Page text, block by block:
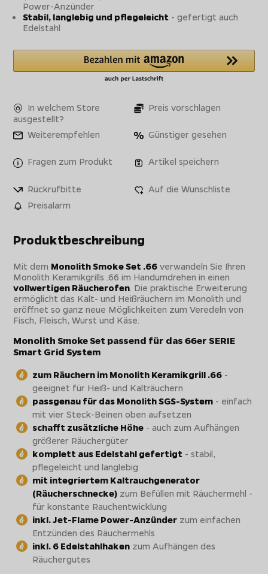
Power-Anzünder
Stabil, langlebig und pflegeleicht - gefertigt auch
Edelstahl
In welchem Store
ausgestellt?
Preis vorschlagen
Weiterempfehlen Günstiger gesehen
Fragen zum Produkt Artikel speichern
Rückrufbitte
Auf die Wunschliste
Preisalarm
Produktbeschreibung
Mit dem Monolith Smoke Set .66 verwandeln Sie Ihren
Monolith Keramikgrills .66 im Handumdrehen in einen
vollwertigen Räucherofen. Die praktische Erweiterung
ermöglicht das Kalt- und Heißräuchern im Monolith und
eröffnet so ganz neue Möglichkeiten zum Veredeln von
Fisch, Fleisch, Wurst und Käse.
Monolith Smoke Set passend für das 66er SERIE
Smart Grid System
zum Räuchern im Monolith Keramikgrill .66 -
geeignet für Heiß- und Kalträuchern
passgenau für das Monolith SGS-System - einfach
mit vier Steck-Beinen oben aufsetzen
schafft zusätzliche Höhe - auch zum Aufhängen
größerer Räuchergüter
komplett aus Edelstahl gefertigt - stabil,
pflegeleicht und langlebig
mit integriertem Kaltrauchgenerator
(Räucherschnecke) zum Befüllen mit Räuchermehl -
für konstante Rauchentwicklung
inkl. Jet-Flame Power-Anzünder zum einfachen
Entzünden des Räuchermehls
inkl. 6 Edelstahlhaken zum Aufhängen des
Räuchergutes